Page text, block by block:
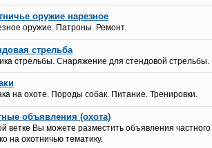
оружие нарезное
оружие. Патроны. Ремонт.
стрельба
стрельбы. Снаряжение для стендовой стрельбы.
на охоте. Породы собак. Питание. Тренировки.
объявления (охота)
ветке Вы можете разместить объявления
на охотничью тематику.